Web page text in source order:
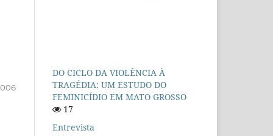
DO CICLO DA VIOLÊNCIA À
TRAGÉDIA: UM ESTUDO DO
FEMINICÍDIO EM MATO GROSSO
17
Entrevista